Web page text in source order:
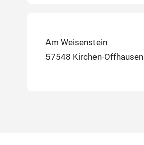
Am Weisenstein
57548 Kirchen-Offhausen